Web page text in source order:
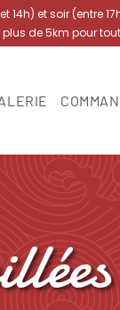
et soir (entre
de 5km pour